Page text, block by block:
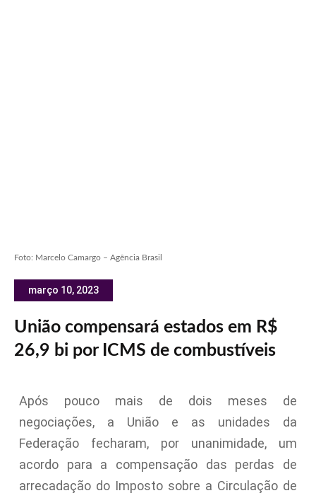
Foto: Marcelo Camargo – Agência Brasil
março 10, 2023
União compensará estados em R$
26,9 bi por ICMS de combustíveis
Após pouco mais de dois meses de
negociações, a União e as unidades da
Federação fecharam, por unanimidade, um
acordo para a compensação das perdas de
arrecadação do Imposto sobre a Circulação de